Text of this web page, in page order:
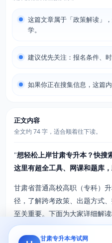
这篇文章属于「政策解读」
学。
建议优先关注：报名条件、
如果你正在搜集信息，这篇
正文内容
全文约 74 字，适合顺着往下读。
"想轻松上岸甘肃专升本？快搜
这里有超全工具、网课和题库
甘肃省普通高校高职（专科）
径，了解跨考政策、出题方式
至关重要。下面为大家详细解读
一、跨考政策解读
甘肃专升本考试网
首页 题库